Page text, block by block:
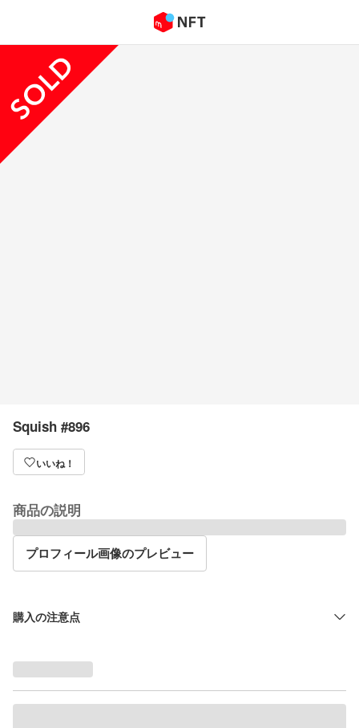
Squish #896
いいね！
商品の説明
プロフィール画像のプレビュー
購入の注意点